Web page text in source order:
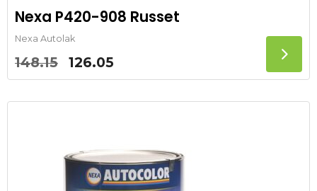
Nexa P420-908 Russet
Nexa Autolak
148.15
Oorspronkelijke
prijs
was:
126.05
prijs
is: